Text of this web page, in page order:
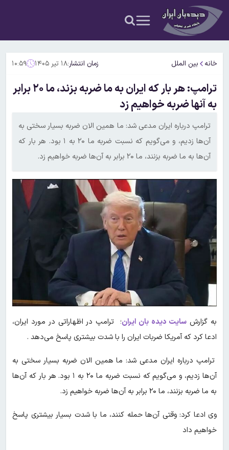
خانه بین الملل زمان انتشار:۱۸ تیر ۱۴۰۵ ۱۰:۵۹
ترامپ: هر بار که ایران به ما ضربه بزند، ما ۲۰ برابر
به آنها ضربه خواهیم زد
ترامپ درباره ایران مدعی شد: ما همین الان ضربه بسیار سختی به
آن‌ها زدیم، و می‌گویم که نسبت ضربه ما ۲۰ به ۱ بود. هر بار که
آن‌ها به ما ضربه بزنند، ما ۲۰ برابر به آن‌ها ضربه خواهیم زد.
به گزارش سایت دیده بان ایران؛ ترامپ در اظهاراتی در مورد ایران،
ادعا کرد که آمریکا ضربات ایران را با شدت بیشتری پاسخ می‌دهد .
ترامپ درباره ایران مدعی شد: ما همین الان ضربه بسیار سختی به
آن‌ها زدیم، و می‌گویم که نسبت ضربه ما ۲۰ به ۱ بود. هر بار که آن‌ها
به ما ضربه بزنند، ما ۲۰ برابر به آن‌ها ضربه خواهیم زد.
وی ادعا کرد: وقتی آن‌ها حمله کنند، ما با شدت بسیار بیشتری پاسخ
خواهیم داد